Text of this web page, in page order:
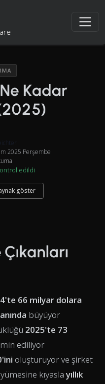
Ne Kadar
2025 Perşembe
edildi
göster
66 milyar dolara
büyüyor
2025'te 73
ediliyor
oluşturuyor ve şirket
kıyaslayıllık